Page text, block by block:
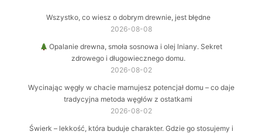
Wszystko, co wiesz o dobrym drewnie, jest błędne
2026-08-08
Opalanie drewna, smoła sosnowa i olej lniany. Sekret
zdrowego i długowiecznego domu.
2026-08-02
Wycinając węgły w chacie marnujesz potencjał domu – co daje
tradycyjna metoda węgłów z ostatkami
2026-08-02
Świerk – lekkość, która buduje charakter. Gdzie go stosujemy i